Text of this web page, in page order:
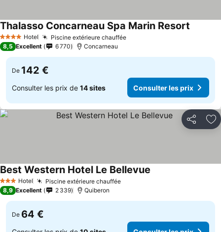
4 Étoiles Hotel Piscine extérieure chauffée
Thalasso Concarneau Spa Marin Resort
8,5 Excellent 6 770 Concarneau
De 142 €
Consulter les prix de 14 sites Consulter les prix
Partager
3 ÉtoilesHotel Piscine extérieure chauffée
Best Western Hotel Le Bellevue
8,9 Excellent 2 339 Quiberon
De 64 €